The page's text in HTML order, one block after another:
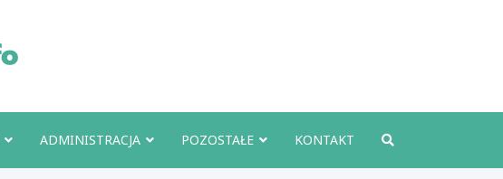
ADMINISTRACJA POZOSTAŁE KONTAKT